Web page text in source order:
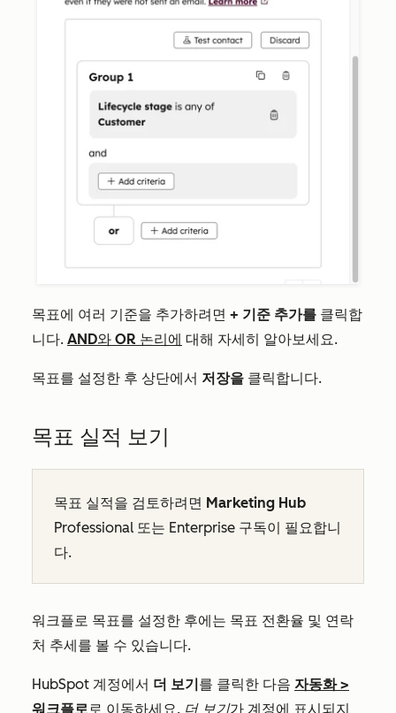
목표에 여러 기준을 추가하려면 + 기준 추가를 클릭합
니다. AND와 OR 논리에 대해 자세히 알아보세요.
목표를 설정한 후 상단에서 저장을 클릭합니다.
목표 실적 보기
목표 실적을 검토하려면 Marketing Hub
Professional 또는 Enterprise 구독이 필요합니
다.
워크플로 목표를 설정한 후에는 목표 전환율 및 연락
처 추세를 볼 수 있습니다.
HubSpot 계정에서 더 보기 를 클릭한 다음 자동화>
워크플로 로 이동하세요. 더 보기가 계정에 표시되지